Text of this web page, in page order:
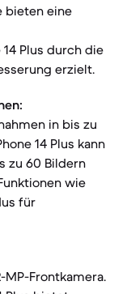
bieten eine
Plus durch die
erzielt.
in bis zu
14 Plus kann
zu 60 Bildern
wie
für
MP-Frontkamera.